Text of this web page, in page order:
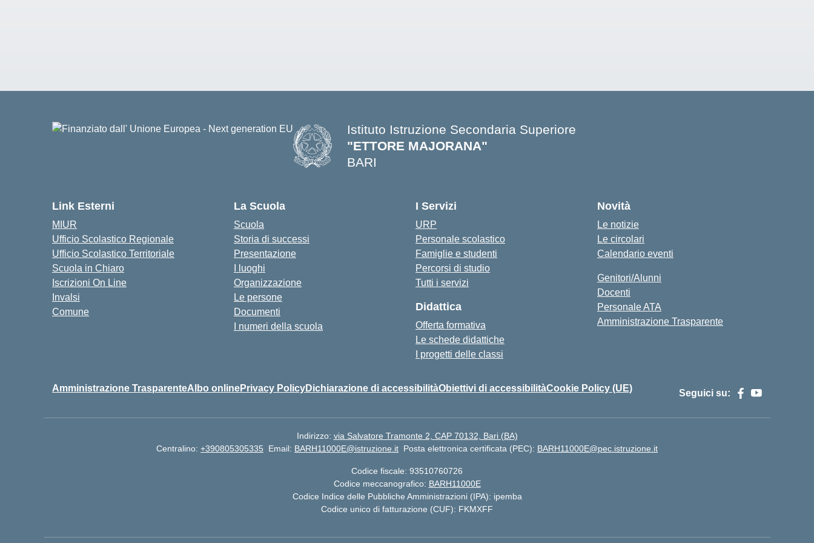
Istituto Istruzione Secondaria Superiore
"ETTORE MAJORANA"
BARI
Link Esterni
MIUR
Ufficio Scolastico Regionale
Ufficio Scolastico Territoriale
Scuola in Chiaro
Iscrizioni On Line
Invalsi
Comune
La Scuola
Scuola
Storia di successi
Presentazione
I luoghi
Organizzazione
Le persone
Documenti
I numeri della scuola
I Servizi
URP
Personale scolastico
Famiglie e studenti
Percorsi di studio
Tutti i servizi
Didattica
Offerta formativa
Le schede didattiche
I progetti delle classi
Novità
Le notizie
Le circolari
Calendario eventi
Genitori/Alunni
Docenti
Personale ATA
Amministrazione Trasparente
Amministrazione TrasparenteAlbo onlinePrivacy PolicyDichiarazione di accessibilitàObiettivi di accessibilitàCookie Policy (UE) Seguici su:
Indirizzo: via Salvatore Tramonte 2, CAP 70132, Bari (BA)
Centralino: +390805305335 Email: BARH11000E@istruzione.it Posta elettronica certificata (PEC): BARH11000E@pec.istruzione.it
Codice fiscale: 93510760726
Codice meccanografico: BARH11000E
Codice Indice delle Pubbliche Amministrazioni (IPA): ipemba
Codice unico di fatturazione (CUF): FKMXFF